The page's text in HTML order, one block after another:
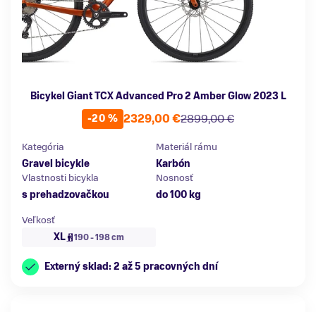
Bicykel Giant TCX Advanced Pro 2 Amber Glow 2023 L
-20 %
2899,00 €
2329,00 €
Kategória
Gravel bicykle
Materiál rámu
Karbón
Vlastnosti bicykla
s prehadzovačkou
Nosnosť
do 100 kg
Veľkosť
XL
190 - 198 cm
Externý sklad: 2 až 5 pracovných dní